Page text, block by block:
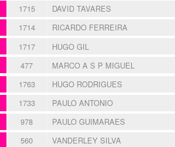
1715 DAVID TAVARES
1714 RICARDO FERREIRA
1717 HUGO GIL
477 MARCO A S P MIGUEL
1763 HUGO RODRIGUES
1733 PAULO ANTONIO
978 PAULO GUIMARAES
560 VANDERLEY SILVA